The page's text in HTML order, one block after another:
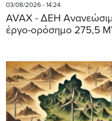
03/08/2026 - 14:24
AVAX - ΔΕΗ
έργο-ορόσημο 275,5